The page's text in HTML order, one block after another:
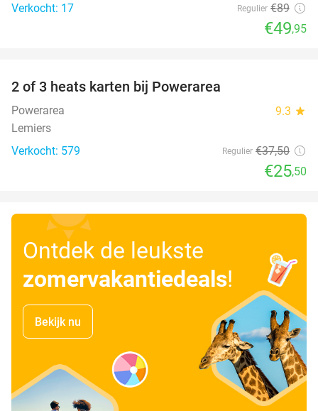
Verkocht: 17
Regulier €89
€49,95
2 of 3 heats karten bij Powerarea
Powerarea 9.3 star
Lemiers
Verkocht: 579
Regulier €37,50
€25,50
Ontdek de leukste
zomervakantiedeals!
Bekijk nu